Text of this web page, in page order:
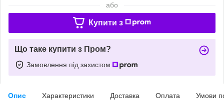
або
Купити з
Що таке купити з Пром?
Замовлення під захистом
Опис Характеристики Доставка Оплата Умови